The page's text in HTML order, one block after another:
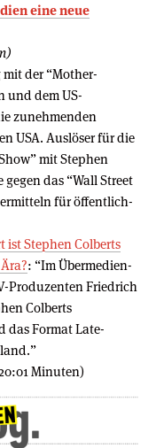
eine neue
der “Mother-
und dem US-
zunehmenden
USA. Auslöser für die
mit Stephen
das “Wall Street
für öffentlich-
Stephen Colberts
: “Im Übermedien-
Produzenten Friedrich
Colberts
das Format Late-
Minuten)